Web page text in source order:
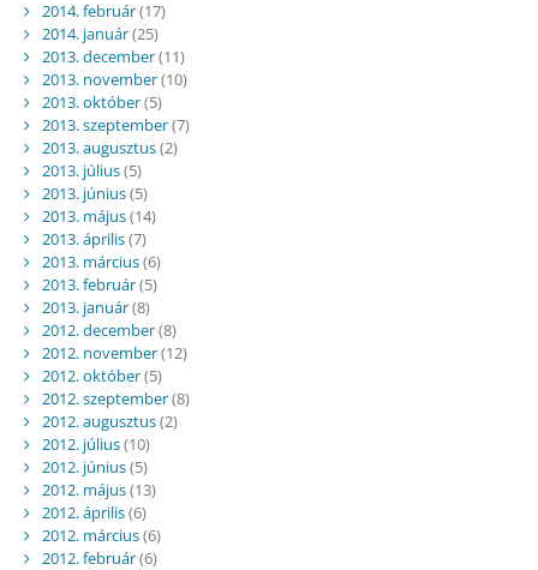
2014. február(17)
2014. január(25)
2013. december(11)
2013. november(10)
2013. október(5)
2013. szeptember(7)
2013. augusztus(2)
2013. július(5)
2013. június(5)
2013. május(14)
2013. április(7)
2013. március(6)
2013. február(5)
2013. január(8)
2012. december(8)
2012. november(12)
2012. október(5)
2012. szeptember(8)
2012. augusztus(2)
2012. július(10)
2012. június(5)
2012. május(13)
2012. április(6)
2012. március(6)
2012. február(6)